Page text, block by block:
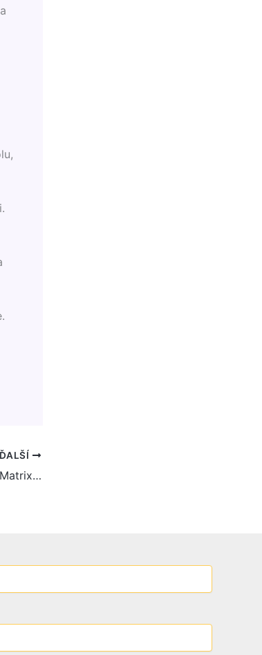
ĎALŠÍ
Možnosti pre vás v liečení Matrix Mix